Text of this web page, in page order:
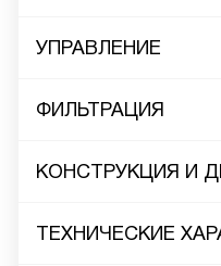
УПРАВЛЕНИЕ
ФИЛЬТРАЦИЯ
КОНСТРУКЦИЯ И
ТЕХНИЧЕСКИЕ